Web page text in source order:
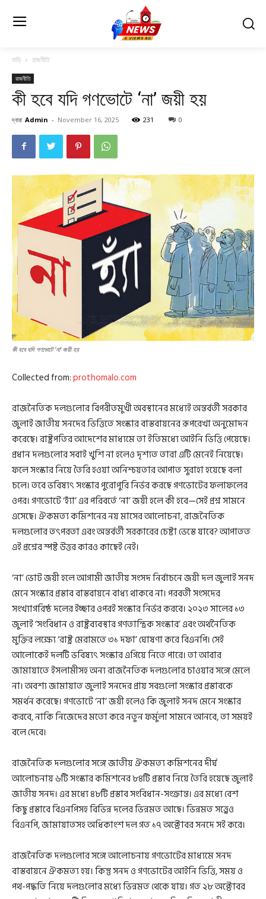
বাড়ি রাজনীতি
রাজনীতি
কী হবে যদি গণভোটে ‘না’ জয়ী হয়
দ্বারা Admin - November 16, 2025 231 0
কী হবে যদি গণভোটে ‘না’ জয়ী হয়
Collected from:prothomalo.com
রাজনৈতিক দলগুলোর বিপরীতমুখী অবস্থানের মধ্যেই অন্তর্বর্তী সরকার
জুলাই জাতীয় সনদের ভিত্তিতে সংস্কার বাস্তবায়নের রূপরেখা অনুমোদন
করেছে। রাষ্ট্রপতির আদেশের মাধ্যমে তা ইতিমধ্যে আইনি ভিত্তি পেয়েছে।
প্রধান দলগুলোর সবাই খুশি না হলেও দৃশ্যত তারা এটি মেনেই নিয়েছে।
ফলে সংস্কার নিয়ে তৈরি হওয়া অনিশ্চয়তার আপাত সুরাহা হয়েছে বলা
চলে। তবে ভবিষ্যৎ সংস্কার পুরোপুরি নির্ভর করছে গণভোটের ফলাফলের
ওপর। গণভোটে ‘হ্যাঁ’ এর পরিবর্তে ‘না’ জয়ী হলে কী হবে—সেই প্রশ্ন সামনে
এসেছে। ঐকমত্য কমিশনের নয় মাসের আলোচনা, রাজনৈতিক
দলগুলোর তৎপরতা এবং অন্তর্বর্তী সরকারের চেষ্টা ভেস্তে যাবে? আপাতত
এই প্রশ্নের স্পষ্ট উত্তর কারও কাছেই নেই।
‘না’ ভোট জয়ী হলে আগামী জাতীয় সংসদ নির্বাচনে জয়ী দল জুলাই সনদ
মেনে সংস্কার প্রস্তাব বাস্তবায়নে বাধ্য থাকবে না। পরবর্তী সংসদের
সংখ্যাগরিষ্ঠ দলের ইচ্ছার ওপরই সংস্কার নির্ভর করবে। ২০২৩ সালের ১৩
জুলাই ‘সংবিধান ও রাষ্ট্রব্যবস্থার গণতান্ত্রিক সংস্কার’ এবং অর্থনৈতিক
মুক্তির লক্ষ্যে ‘রাষ্ট্র মেরামতে ৩১ দফা’ ঘোষণা করে বিএনপি। সেই
আলোকেই দলটি ভবিষ্যৎ সংস্কার এগিয়ে নিতে পারে। তা আবার
জামায়াতে ইসলামীসহ অন্য রাজনৈতিক দলগুলোর চাওয়ার সঙ্গে মেলে
না। অবশ্য জামায়াত জুলাই সনদের প্রায় সবগুলো সংস্কার প্রস্তাবকে
সমর্থন করেছে। গণভোটে ‘না’ জয়ী হলেও কি জুলাই সনদ মেনে সংস্কার
করবে, নাকি নিজেদের মতো করে নতুন ফর্মুলা সামনে আনবে, তা সময়ই
বলে দেবে।
রাজনৈতিক দলগুলোর সঙ্গে জাতীয় ঐকমত্য কমিশনের দীর্ঘ
আলোচনায় ৬টি সংস্কার কমিশনের ৮৪টি প্রস্তাব নিয়ে তৈরি হয়েছে জুলাই
জাতীয় সনদ। এর মধ্যে ৪৮টি প্রস্তাব সংবিধান-সংক্রান্ত। এর মধ্যে বেশ
কিছু প্রস্তাবে বিএনপিসহ বিভিন্ন দলের ভিন্নমত আছে। ভিন্নমত সত্ত্বেও
বিএনপি, জামায়াতসহ অধিকাংশ দল গত ১৭ অক্টোবর সনদে সই করে।
রাজনৈতিক দলগুলোর সঙ্গে আলোচনায় গণভোটের মাধ্যমে সনদ
বাস্তবায়নে ঐকমত্য হয়। কিন্তু সনদ ও গণভোটের আইনি ভিত্তি, সময় ও
পথ-পদ্ধতি নিয়ে দলগুলোর মধ্যে ভিন্নমত থেকে যায়। গত ২৮ অক্টোবর